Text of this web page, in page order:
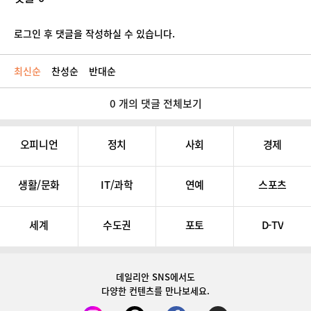
로그인 후 댓글을 작성하실 수 있습니다.
최신순 찬성순 반대순
0 개의 댓글 전체보기
오피니언 정치 사회 경제
생활/문화 IT/과학 연예 스포츠
세계 수도권 포토 D-TV
데일리안 SNS에서도
다양한 컨텐츠를 만나보세요.